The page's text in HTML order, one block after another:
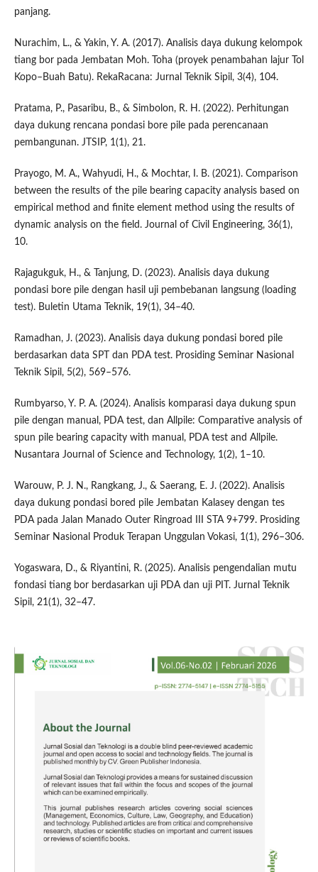
panjang.
Nurachim, L., & Yakin, Y. A. (2017). Analisis daya dukung kelompok
tiang bor pada Jembatan Moh. Toha (proyek penambahan lajur Tol
Kopo–Buah Batu). RekaRacana: Jurnal Teknik Sipil, 3(4), 104.
Pratama, P., Pasaribu, B., & Simbolon, R. H. (2022). Perhitungan
daya dukung rencana pondasi bore pile pada perencanaan
pembangunan. JTSIP, 1(1), 21.
Prayogo, M. A., Wahyudi, H., & Mochtar, I. B. (2021). Comparison
between the results of the pile bearing capacity analysis based on
empirical method and finite element method using the results of
dynamic analysis on the field. Journal of Civil Engineering, 36(1),
10.
Rajagukguk, H., & Tanjung, D. (2023). Analisis daya dukung
pondasi bore pile dengan hasil uji pembebanan langsung (loading
test). Buletin Utama Teknik, 19(1), 34–40.
Ramadhan, J. (2023). Analisis daya dukung pondasi bored pile
berdasarkan data SPT dan PDA test. Prosiding Seminar Nasional
Teknik Sipil, 5(2), 569–576.
Rumbyarso, Y. P. A. (2024). Analisis komparasi daya dukung spun
pile dengan manual, PDA test, dan Allpile: Comparative analysis of
spun pile bearing capacity with manual, PDA test and Allpile.
Nusantara Journal of Science and Technology, 1(2), 1–10.
Warouw, P. J. N., Rangkang, J., & Saerang, E. J. (2022). Analisis
daya dukung pondasi bored pile Jembatan Kalasey dengan tes
PDA pada Jalan Manado Outer Ringroad III STA 9+799. Prosiding
Seminar Nasional Produk Terapan Unggulan Vokasi, 1(1), 296–306.
Yogaswara, D., & Riyantini, R. (2025). Analisis pengendalian mutu
fondasi tiang bor berdasarkan uji PDA dan uji PIT. Jurnal Teknik
Sipil, 21(1), 32–47.